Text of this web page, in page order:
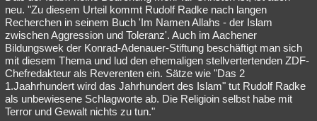
neu. "Zu diesem Urteil kommt Rudolf Radke nach langen
Recherchen in seinem Buch 'Im Namen Allahs - der Islam
zwischen Aggression und Toleranz'. Auch im Aachener
Bildungswek der Konrad-Adenauer-Stiftung beschäftigt man sich
mit diesem Thema und lud den ehemaligen stellvertertenden ZDF-
Chefredakteur als Reverenten ein. Sätze wie "Das 2
1.Jaahrhundert wird das Jahrhundert des Islam" tut Rudolf Radke
als unbewiesene Schlagworte ab. Die Religioin selbst habe mit
Terror und Gewalt nichts zu tun."